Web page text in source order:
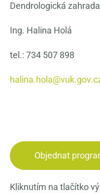
Dendrologická zahrada
Ing. Halina Holá
tel.: 734 507 898
Objednat
Kliknutím na tlačítko